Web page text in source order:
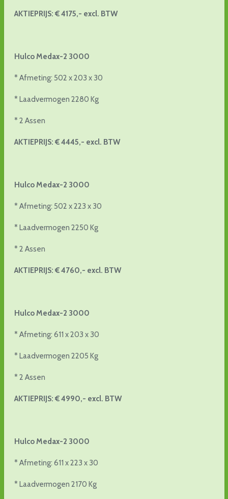
AKTIEPRIJS: € 4175,- excl. BTW
Hulco Medax-2 3000
* Afmeting: 502 x 203 x 30
* Laadvermogen 2280 Kg
* 2 Assen
AKTIEPRIJS: € 4445,- excl. BTW
Hulco Medax-2 3000
* Afmeting: 502 x 223 x 30
* Laadvermogen 2250 Kg
* 2 Assen
AKTIEPRIJS: € 4760,- excl. BTW
Hulco Medax-2 3000
* Afmeting: 611 x 203 x 30
* Laadvermogen 2205 Kg
* 2 Assen
AKTIEPRIJS: € 4990,- excl. BTW
Hulco Medax-2 3000
* Afmeting: 611 x 223 x 30
* Laadvermogen 2170 Kg